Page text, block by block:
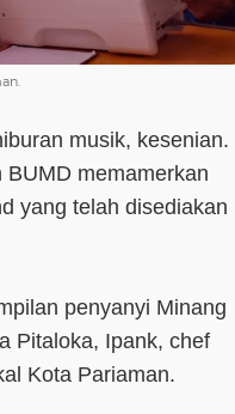
musik, kesenian.
memamerkan
yang telah disediakan
penyanyi Minang
Pitaloka, Ipank, chef
Kota Pariaman.